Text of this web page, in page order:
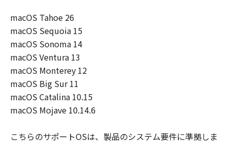
せることはできません。
(3) お客様は、「本ソフトウエア」の全部
または一部を修正、改変、リバース・エン
ジニアリング、逆コンパイルまたは逆アセ
ンブル等することはできません。また第三
者にこのような行為をさせてはなりませ
ん。
(4) 本契約に明示的に定める場合を除き、
的財産権のいかなる権利もお客様に付与す
macOS Tahoe 26
macOS Sequoia 15
macOS Sonoma 14
macOS Ventura 13
macOS Monterey 12
macOS Big Sur 11
macOS Catalina 10.15
macOS Mojave 10.14.6
こちらのサポートOSは、製品のシステム要件に準拠しま